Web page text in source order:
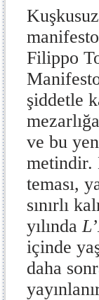
Kuşkusuz
Filippo
şiddetle
ve bu
metindir.
teması,
sınırlı
yılında
içinde
daha